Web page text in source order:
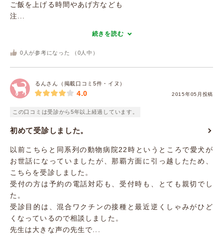
ご飯を上げる時間やあげ方なども
注...
続きを読む
0 人が参考になった （ 0 人中）
るんさん（掲載口コミ5件・イヌ）
2015年05月投稿
4.0
この口コミは受診から5年以上経過しています。
初めて受診しました。
以前こちらと同系列の動物病院22時というところで愛犬が
お世話になっていましたが、那覇方面に引っ越したため、
こちらを受診しました。
受付の方は予約の電話対応も、受付時も、とても親切でし
た。
受診目的は、混合ワクチンの接種と最近逆くしゃみがひど
くなっているので相談しました。
先生は大きな声の先生で...